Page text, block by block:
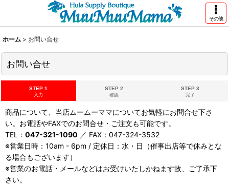
その他
ホーム > お問い合せ
お問い合せ
STEP 1
入力
STEP 2
確認
STEP 3
完了
商品について、当店ムームーママについてお気軽にお問合せ下さ
い。お電話やFAXでのお問合せ・ご注文も可能です。
TEL： 047-321-1090 ／ FAX：047-324-3532
※営業日時：10am - 6pm / 定休日：水・日（催事出店等で休みとな
る場合もございます）
※営業のお電話・メールなどはお受けいたしかねます故、ご了承下
さい。